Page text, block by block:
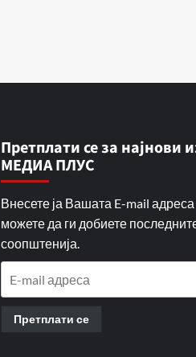
Претплати се за најнови
МЕДИА ПЛУС
Внесете ја Вашата E-mail адреса
можете да ги добиете
соопштенија.
Претплати се